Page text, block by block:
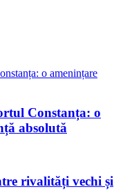
Constanța: o
absolută
rivalități vechi și